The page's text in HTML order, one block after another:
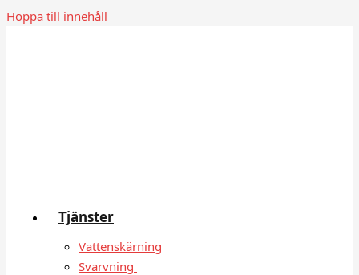
Hoppa till innehåll
Tjänster
Vattenskärning
Svarvning